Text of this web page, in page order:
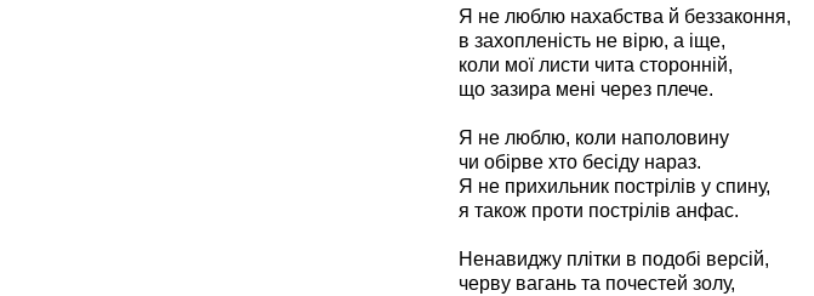
Я не люблю нахабства й беззаконня,
в захопленість не вірю, а іще,
коли мої листи чита сторонній,
що зазира мені через плече.
Я не люблю, коли наполовину
чи обірве хто бесіду нараз.
Я не прихильник пострілів у спину,
я також проти пострілів анфас.
Ненавиджу плітки в подобі версій,
черву вагань та почестей золу,